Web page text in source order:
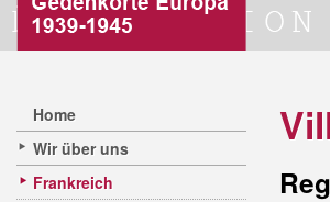
Home
Wir über uns
Frankreich